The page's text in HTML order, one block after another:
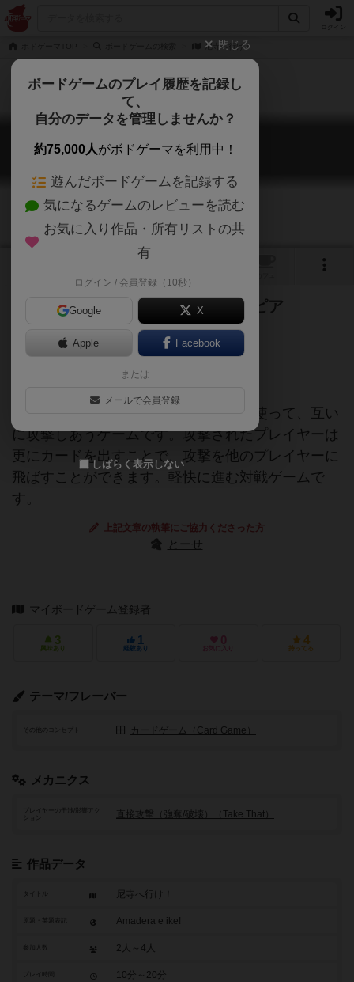
尼寺へ行け！
尼寺へ行け！
Amadera e ike!
原作「ハムレット」W.シェイクスピア
ゲームマーケット ハムレット
ゲームマーケット2019春（東京）
「尼寺へ行け！」と書かれたカードを使って、互い
に攻撃しあうゲームです。攻撃されたプレイヤーは
更にカードを出すことで、攻撃を他のプレイヤーに
飛ばすことができます。軽快に進む対戦ゲームで
す。
上記文章の執筆にご協力くださった方
とーせ
マイボードゲーム登録者
3
興味あり
1
経験あり
0
お気に入り
4
持ってる
テーマ/フレーバー
その他のコンセプト カードゲーム（Card Game）
メカニクス
プレイヤーの干渉/影響アク
直接攻撃（強奪/破壊）（Take That）
作品データ
タイトル 尼寺へ行け！
Amadera e ike!
参加人数 2人～4人
10分～20分
閉じる
ボードゲームのプレイ履歴を記録し
て、
自分のデータを管理しませんか？
約75,000人がボドゲーマを利用中！
遊んだボードゲームを記録する
気になるゲームのレビューを読む
お気に入り作品・所有リストの共
有
ログイン / 会員登録（10秒）
Google X
Apple Facebook
または
メールで会員登録
しばらく表示しない